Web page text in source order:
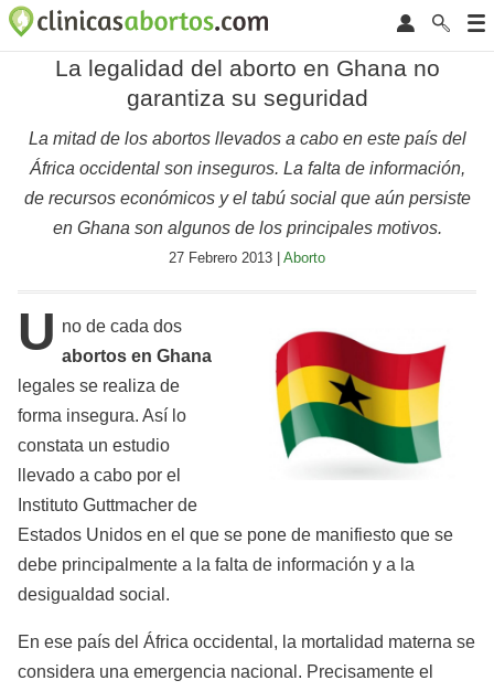
La legalidad del aborto en Ghana no
garantiza su seguridad
La mitad de los abortos llevados a cabo en este país del
África occidental son inseguros. La falta de información,
de recursos económicos y el tabú social que aún persiste
en Ghana son algunos de los principales motivos.
27 Febrero 2013 | Aborto
U no de cada dos
abortos en Ghana
legales se realiza de
forma insegura. Así lo
constata un estudio
llevado a cabo por el
Instituto Guttmacher de
Estados Unidos en el que se pone de manifiesto que se
debe principalmente a la falta de información y a la
desigualdad social.
En ese país del África occidental, la mortalidad materna se
considera una emergencia nacional. Precisamente el